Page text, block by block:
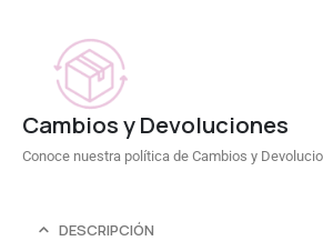
Cambios y Devoluciones
Conoce nuestra política de Cambios y
DESCRIPCIÓN